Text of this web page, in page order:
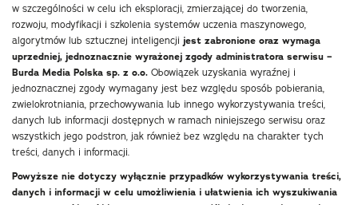
w szczególności w celu ich eksploracji, zmierzającej do tworzenia,
rozwoju, modyfikacji i szkolenia systemów uczenia maszynowego,
algorytmów lub sztucznej inteligencji jest zabronione oraz wymaga
uprzedniej, jednoznacznie wyrażonej zgody administratora serwisu –
Burda Media Polska sp. z o.o. Obowiązek uzyskania wyraźnej i
jednoznacznej zgody wymagany jest bez względu sposób pobierania,
zwielokrotniania, przechowywania lub innego wykorzystywania treści,
danych lub informacji dostępnych w ramach niniejszego serwisu oraz
wszystkich jego podstron, jak również bez względu na charakter tych
treści, danych i informacji.
Powyższe nie dotyczy wyłącznie przypadków wykorzystywania treści,
danych i informacji w celu umożliwienia i ułatwienia ich wyszukiwania